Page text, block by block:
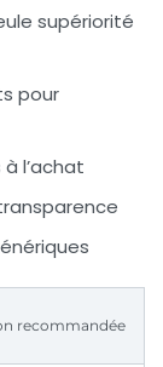
supériorité
pour
l’achat
recommandée